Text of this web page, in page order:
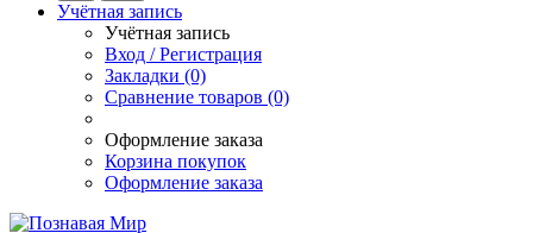
Учётная запись
Учётная запись
Вход / Регистрация
Закладки (0)
Сравнение товаров (0)
Оформление заказа
Корзина покупок
Оформление заказа